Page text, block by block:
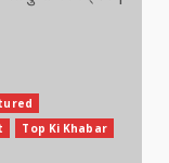
Top Ki Khabar